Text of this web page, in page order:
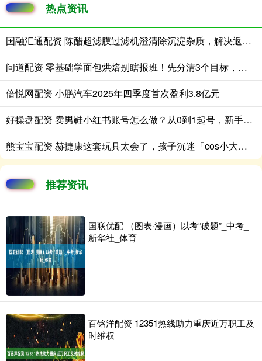
热点资讯
国融汇通配资 陈醋超滤膜过滤机澄清除沉淀杂质，解决返浑难题
问道配资 零基础学面包烘焙别瞎报班！先分清3个目标，在家吃/找工作/开店全攻略
倍悦网配资 小鹏汽车2025年四季度首次盈利3.8亿元
好操盘配资 卖男鞋小红书账号怎么做？从0到1起号，新手也能快速出爆款
熊宝宝配资 赫捷康这套玩具太会了，孩子沉迷「cos小大人」，全家演成家庭剧场：
推荐资讯
国联优配 （图表·漫画）以考“破题”_中考_
新华社_体育
百铭洋配资 12351热线助力重庆近万职工及
时维权